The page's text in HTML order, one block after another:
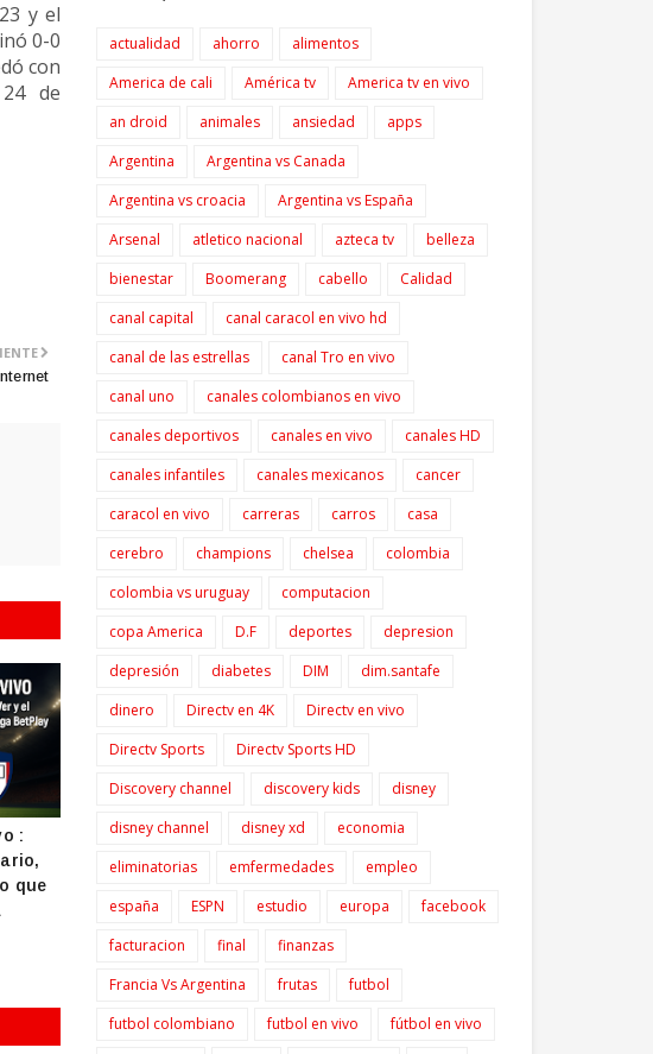
y el
0-0
con
24 de
:
que
actualidad ahorro
alimentos
America de cali
América tv
America tv en vivo
an droid
animales ansiedad
apps
Argentina
Argentina vs Canada
Argentina vs croacia
Argentina vs España
Arsenal
atletico nacional azteca tv
belleza
bienestar
Boomerang cabello
Calidad
canal capital
canal caracol en vivo hd
canal de las estrellas
canal Tro en vivo
canal uno
canales colombianos en vivo
canales deportivos
canales en vivo
canales HD
canales infantiles
canales mexicanos
cancer
caracol en vivo
carreras carros
casa
cerebro
champions chelsea
colombia
colombia vs uruguay
computacion
copa America
D.F deportes
depresion
depresión
diabetes DIM
dim.santafe
dinero
Directv en 4K
Directv en vivo
Directv Sports
Directv Sports HD
Discovery channel
discovery kids
disney
disney channel
disney xd
economia
eliminatorias
emfermedades
empleo
españa
ESPN estudio europa
facebook
facturacion
final
finanzas
Francia Vs Argentina
frutas
futbol
futbol colombiano
futbol en vivo
fútbol en vivo